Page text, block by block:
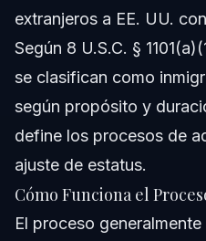
extranjeros a EE. UU.
Según 8 U.S.C. §
se clasifican como
según propósito y
define los procesos de
ajuste de estatus.
Cómo Funciona el
El proceso